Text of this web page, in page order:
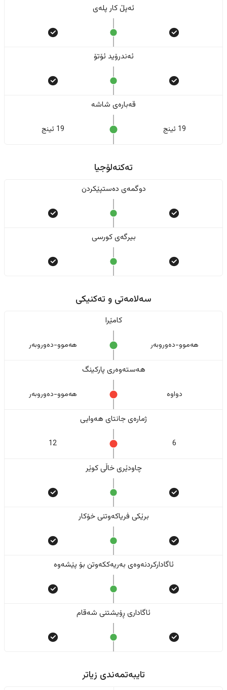
ئەپڵ کار پلەی
ئەندرۆید ئۆتۆ
قەبارەی شاشە
19 ئینج 19 ئینج
تەکنەلۆجیا
دوگمەی دەستپێکردن
بیرگەی کورسی
سەلامەتی و تەکنیکی
کامێرا
هەموو-دەوروبەر هەموو-دەوروبەر
هەستەوەری پارکینگ
دواوە هەموو-دەوروبەر
ژمارەی جانتای هەوایی
6
12
چاودێری خاڵی کوێر
برێکی فریاکەوتنی خۆکار
ئاگادارکردنەوەی بەریەککەوتن بۆ پێشەوە
ئاگاداری ڕۆیشتنی شەقام
تایبەتمەندی زیاتر